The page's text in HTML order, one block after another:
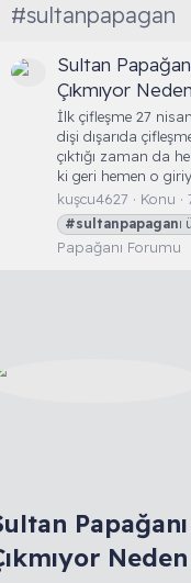
#sultanpapagan
Sultan
Çıkmıyor
İlk çifleşme 27
dişi dışarıda
çıktığı zaman da
ki geri hemen o
kuşcu4627
Konu
#sultanpapaganı
Papağanı Forumu